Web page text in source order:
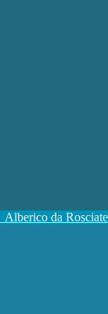
Alberico da Rosciate